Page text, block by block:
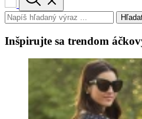
Inšpirujte sa trendom